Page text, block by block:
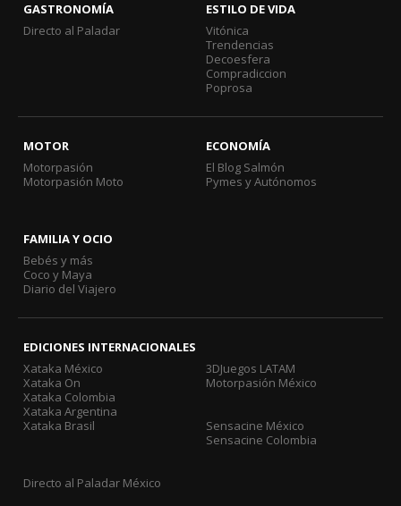
GASTRONOMÍA
Directo al Paladar
ESTILO DE VIDA
Vitónica
Trendencias
Decoesfera
Compradiccion
Poprosa
MOTOR
Motorpasión
Motorpasión Moto
ECONOMÍA
El Blog Salmón
Pymes y Autónomos
FAMILIA Y OCIO
Bebés y más
Coco y Maya
Diario del Viajero
EDICIONES INTERNACIONALES
Xataka México
Xataka On
Xataka Colombia
Xataka Argentina
Xataka Brasil
3DJuegos LATAM
Motorpasión México
Sensacine México
Sensacine Colombia
Directo al Paladar México